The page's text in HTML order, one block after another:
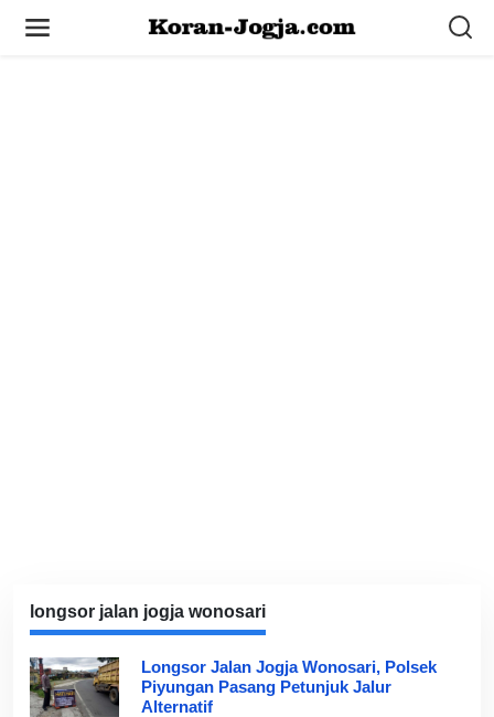
longsor jalan jogja wonosari
Longsor Jalan Jogja Wonosari, Polsek
Piyungan Pasang Petunjuk Jalur
Alternatif